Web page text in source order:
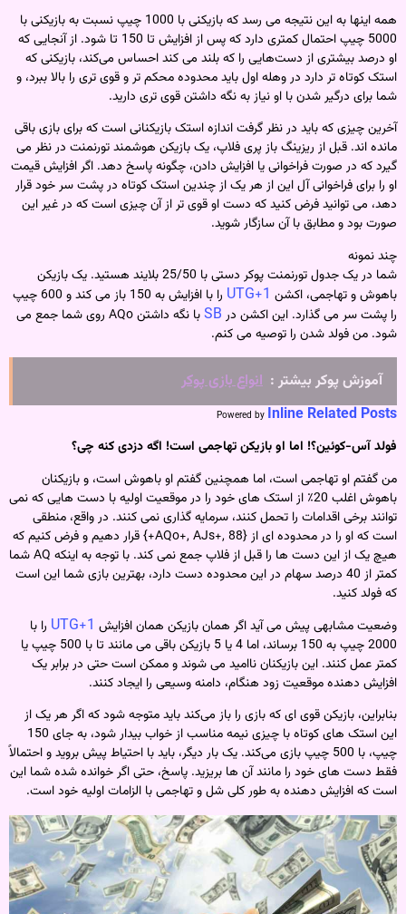
همه اینها به این نتیجه می رسد که بازیکنی با 1000 چیپ نسبت به بازیکنی با
5000 چیپ احتمال کمتری دارد که پس از افزایش تا 150 تا شود. از آنجایی که
او درصد بیشتری از دست‌هایی را که بلند می‌ کند احساس می‌کند، بازیکنی که
استک کوتاه‌ تر دارد در وهله اول باید محدوده محکم‌ تر و قوی‌ تری را بالا ببرد، و
شما برای درگیر شدن با او نیاز به نگه داشتن قوی‌ تری دارید.
آخرین چیزی که باید در نظر گرفت اندازه استک بازیکنانی است که برای بازی باقی
مانده اند. قبل از ریزینگ باز پری فلاپ، یک بازیکن هوشمند تورنمنت در نظر می
گیرد که در صورت فراخوانی یا افزایش دادن، چگونه پاسخ دهد. اگر افزایش قیمت
او را برای فراخوانی آل این از هر یک از چندین استک کوتاه در پشت سر خود قرار
دهد، می توانید فرض کنید که دست او قوی تر از آن چیزی است که در غیر این
صورت بود و مطابق با آن سازگار شوید.
چند نمونه
شما در یک جدول تورنمنت پوکر دستی با 25/50 بلایند هستید. یک بازیکن
باهوش و تهاجمی، اکشن UTG+1
را با افزایش به 150 باز می کند و 600 چیپ
را پشت سر می گذارد. این اکشن در SB
با نگه داشتن AQo روی شما جمع می
شود. من فولد شدن را توصیه می کنم.
آموزش پوکر بیشتر : انواع بازی پوکر
Powered by Inline Related Posts
فولد آس-کوئین؟! اما او بازیکن تهاجمی است! اگه دزدی کنه چی؟
من گفتم او تهاجمی است، اما همچنین گفتم او باهوش است، و بازیکنان
باهوش اغلب 20٪ از استک های خود را در موقعیت اولیه با دست هایی که نمی
توانند برخی اقدامات را تحمل کنند، سرمایه گذاری نمی کنند. در واقع، منطقی
است که او را در محدوده ای از {AQo+, AJs+, 88+} قرار دهیم و فرض کنیم که
هیچ یک از این دست ها را قبل از فلاپ جمع نمی کند. با توجه به اینکه AQ شما
کمتر از 40 درصد سهام در این محدوده دست دارد، بهترین بازی شما این است
که فولد کنید.
وضعیت مشابهی پیش می آید اگر همان بازیکن همان افزایش UTG+1 را با
2000 چیپ به 150 برساند، اما 4 یا 5 بازیکن باقی می مانند تا با 500 چیپ یا
کمتر عمل کنند. این بازیکنان ناامید می شوند و ممکن است حتی در برابر یک
افزایش دهنده موقعیت زود هنگام، دامنه وسیعی را ایجاد کنند.
بنابراین، بازیکن قوی‌ ای که بازی را باز می‌کند باید متوجه شود که اگر هر یک از
این استک‌ های کوتاه با چیزی نیمه مناسب از خواب بیدار شود، به جای 150
چیپ، با 500 چیپ بازی می‌کند. یک بار دیگر، باید با احتیاط پیش بروید و احتمالاً
فقط دست‌ های خود را مانند آن‌ ها بریزید. پاسخ، حتی اگر خوانده شده شما این
است که افزایش دهنده به طور کلی شل و تهاجمی با الزامات اولیه خود است.